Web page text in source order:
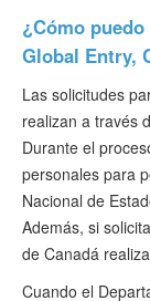
¿Cómo
Global Entry,
Las solicitudes
realizan a través
Durante el
personales para
Nacional de
Además, si
de Canadá
Cuando el